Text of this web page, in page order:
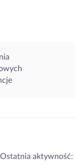
Ostatnia aktywność: